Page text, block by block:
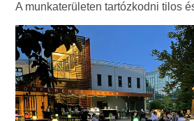
A munkaterületen tartózkodni tilos